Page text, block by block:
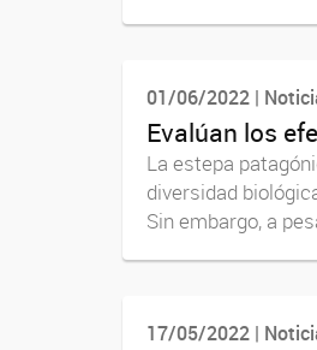
01/06/2022 |
Evalúan los
La estepa
diversidad
Sin embargo, a
17/05/2022 |